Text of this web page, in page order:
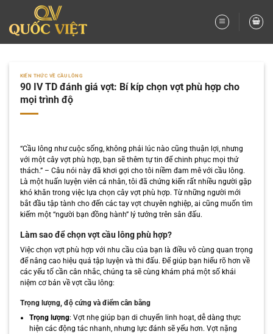
nội
dung
KIẾN THỨC VỀ CẦU LÔNG
90 IV TD đánh giá vợt: Bí kíp chọn vợt phù hợp cho
mọi trình độ
“Cầu lông như cuộc sống, không phải lúc nào cũng thuận lợi, nhưng
với một cây vợt phù hợp, bạn sẽ thêm tự tin để chinh phục mọi thử
thách.” – Câu nói này đã khơi gợi cho tôi niềm đam mê với cầu lông.
Là một huấn luyện viên cá nhân, tôi đã chứng kiến rất nhiều người gặp
khó khăn trong việc lựa chọn cây vợt phù hợp. Từ những người mới
bắt đầu tập tành cho đến các tay vợt chuyên nghiệp, ai cũng muốn tìm
kiếm một “người bạn đồng hành” lý tưởng trên sân đấu.
Làm sao để chọn vợt cầu lông phù hợp?
Việc chọn vợt phù hợp với nhu cầu của bạn là điều vô cùng quan trọng
để nâng cao hiệu quả tập luyện và thi đấu. Để giúp bạn hiểu rõ hơn về
các yếu tố cần cân nhắc, chúng ta sẽ cùng khám phá một số khái
niệm cơ bản về vợt cầu lông:
Trọng lượng, độ cứng và điểm cân bằng
Trọng lượng: Vợt nhẹ giúp bạn di chuyển linh hoạt, dễ dàng thực
hiện các động tác nhanh, nhưng lực đánh sẽ yếu hơn. Vợt nặng